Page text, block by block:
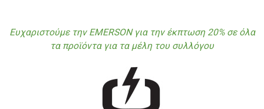
Ευχαριστούμε την EMERSON για την έκπτωση 20% σε όλα
τα προϊόντα για τα μέλη του συλλόγου